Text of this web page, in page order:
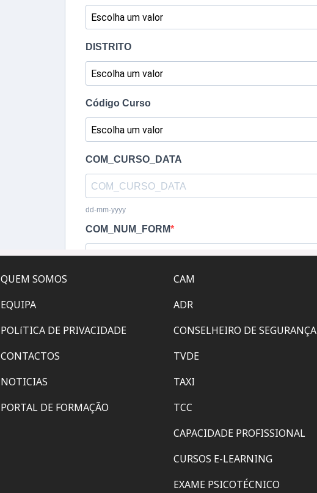
QUEM SOMOS
EQUIPA
POLíTICA DE PRIVACIDADE
CONTACTOS
NOTICIAS
PORTAL DE FORMAÇÃO
CAM
ADR
CONSELHEIRO DE SEGURANÇA
TVDE
TAXI
TCC
CAPACIDADE PROFISSIONAL
CURSOS E-LEARNING
EXAME PSICOTÉCNICO